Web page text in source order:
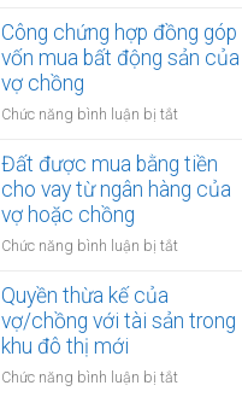
kỳ
hôn
thừa
kế
với
sản
trong
Công chứng hợp đồng góp
vốn mua bất động sản của
vợ chồng
Chức năng bình luận bị tắt
chứng
hợp
đồng
vốn
động
Đất được mua bằng tiền
cho vay từ ngân hàng của
vợ hoặc chồng
Chức năng bình luận bị tắt
mua
cho
Quyền thừa kế của
vợ/chồng với tài sản trong
khu đô thị mới
Chức năng bình luận bị tắt